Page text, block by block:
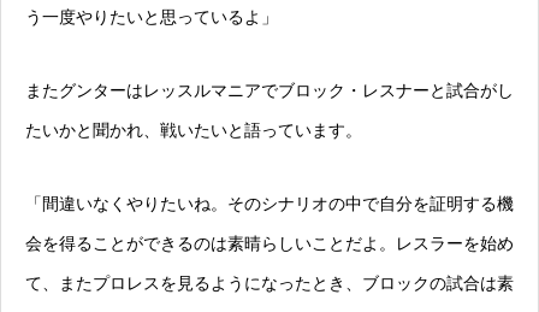
う一度やりたいと思っているよ」
またグンターはレッスルマニアでブロック・レスナーと試合がし
たいかと聞かれ、戦いたいと語っています。
「間違いなくやりたいね。そのシナリオの中で自分を証明する機
会を得ることができるのは素晴らしいことだよ。レスラーを始め
て、またプロレスを見るようになったとき、ブロックの試合は素